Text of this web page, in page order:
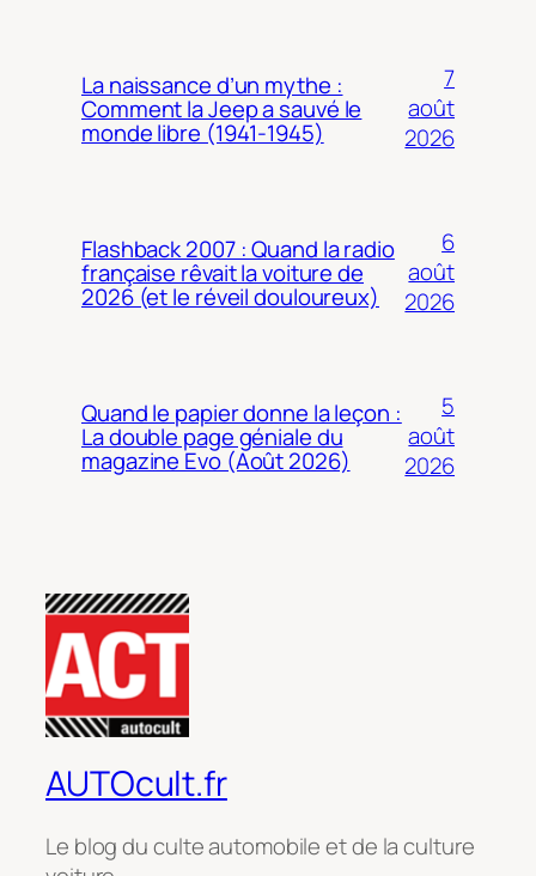
La naissance d’un mythe :
Comment la Jeep a sauvé le
monde libre (1941-1945)
7
août
2026
Flashback 2007 : Quand la radio
française rêvait la voiture de
2026 (et le réveil douloureux)
6
août
2026
Quand le papier donne la leçon :
La double page géniale du
magazine Evo (Août 2026)
5
août
2026
AUTOcult.fr
Le blog du culte automobile et de la culture